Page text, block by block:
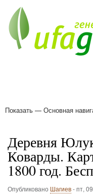
Основная
Показать — Основная
Деревня
Коварды.
1800 год.
Опубликовано Шагиев-пт,